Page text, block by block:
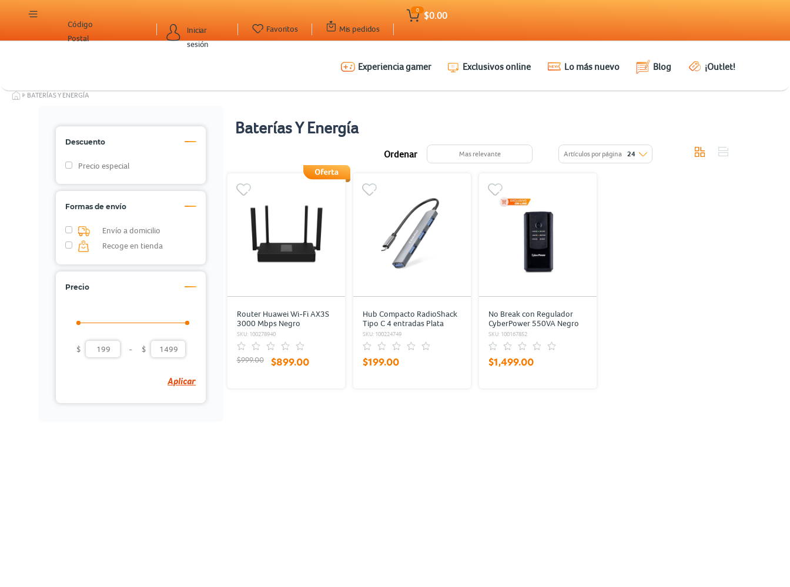
Iniciar
sesión
Código
Postal
Mis pedidos
Favoritos
0
$0.00
Experiencia gamer Exclusivos online Lo más nuevo Blog ¡Outlet!
BATERÍAS Y ENERGÍA
Descuento
Precio especial
Formas de envío
Envío a domicilio
Recoge en tienda
Precio
$ - $
Aplicar
Baterías Y Energía
Ordenar Mas relevante Artículos por página 24
Router Huawei Wi-Fi AX3S
3000 Mbps Negro
SKU: 100278940
$999.00 $899.00
Hub Compacto RadioShack
Tipo C 4 entradas Plata
SKU: 100224749
$199.00
No Break con Regulador
CyberPower 550VA Negro
SKU: 100167852
$1,499.00